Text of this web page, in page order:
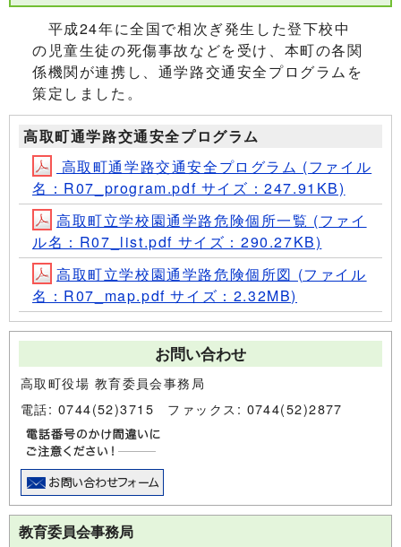
平成24年に全国で相次ぎ発生した登下校中
の児童生徒の死傷事故などを受け、本町の各関
係機関が連携し、通学路交通安全プログラムを
策定しました。
高取町通学路交通安全プログラム
高取町通学路交通安全プログラム (ファイル
名：R07_program.pdf サイズ：247.91KB)
高取町立学校園通学路危険個所一覧 (ファイ
ル名：R07_list.pdf サイズ：290.27KB)
高取町立学校園通学路危険個所図 (ファイル
名：R07_map.pdf サイズ：2.32MB)
お問い合わせ
高取町役場 教育委員会事務局
電話: 0744(52)3715 ファックス: 0744(52)2877
教育委員会事務局